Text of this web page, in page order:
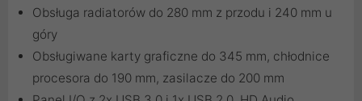
Obsługa radiatorów do 280 mm z przodu i 240 mm u
góry
Obsługiwane karty graficzne do 345 mm, chłodnice
procesora do 190 mm, zasilacze do 200 mm